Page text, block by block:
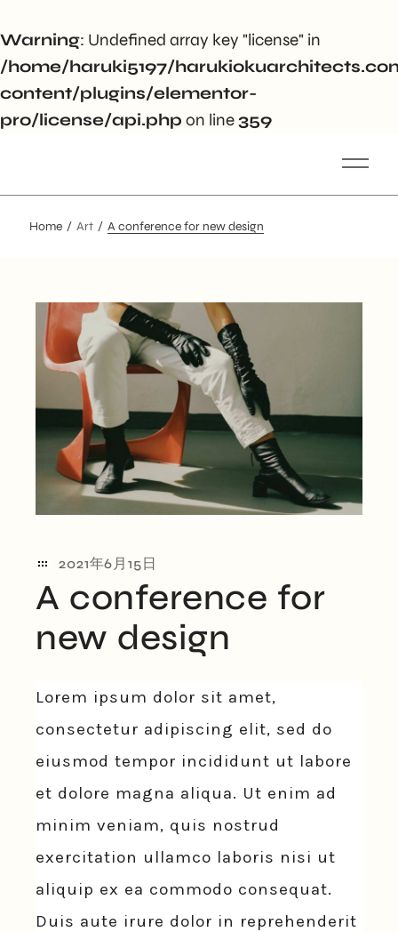
Warning: Undefined array key "license" in
/home/haruki5197/
content/plugins/elementor-
pro/license/api.php on line359
Home Art A conference for new design
2021年6月15日
A conference for
new design
Lorem ipsum dolor sit amet,
consectetur adipiscing elit, sed do
eiusmod tempor incididunt ut labore
et dolore magna aliqua. Ut enim ad
minim veniam, quis nostrud
exercitation ullamco laboris nisi ut
aliquip ex ea commodo consequat.
Duis aute irure dolor in reprehenderit